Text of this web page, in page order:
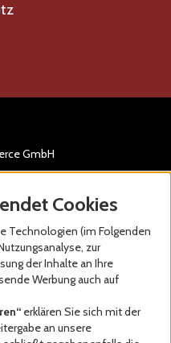
GmbH
Cookies
Technologien (im Folgenden
zur
der Inhalte an Ihre
Werbung auch auf
erklären Sie sich mit der
an unsere